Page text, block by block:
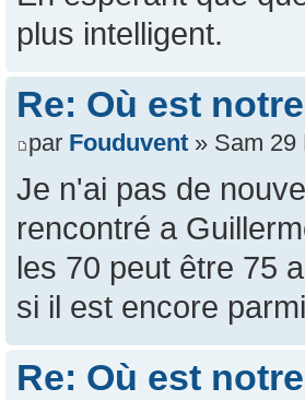
plus intelligent.
Re: Où est
par Fouduvent » Sam 29
Je n'ai pas de
rencontré a
les 70 peut être 75
si il est encore
Re: Où est